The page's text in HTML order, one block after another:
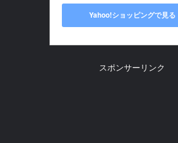
Yahoo!ショッピングで見る
スポンサーリンク